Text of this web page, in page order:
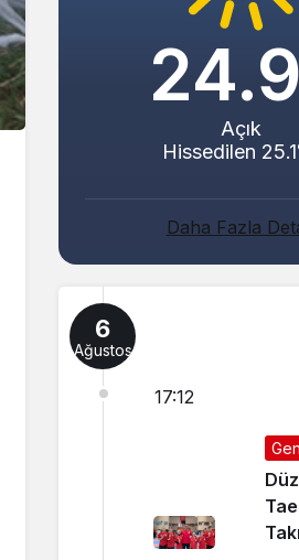
24.9
Açık
Hissedilen
Daha Fazla
6
Ağustos
17:12